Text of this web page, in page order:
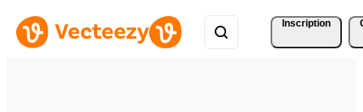
Inscription